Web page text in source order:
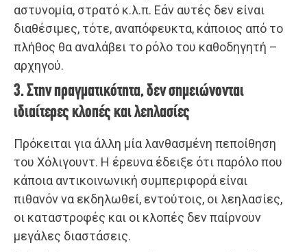
αστυνομία, στρατό κ.λ.π. Εάν αυτές δεν είναι
διαθέσιμες, τότε, αναπόφευκτα, κάποιος από το
πλήθος θα αναλάβει το ρόλο του καθοδηγητή –
αρχηγού.
3. Στην πραγματικότητα, δεν σημειώνονται
ιδιαίτερες κλοπές και λεηλασίες
Πρόκειται για άλλη μία λανθασμένη πεποίθηση
του Χόλιγουντ. Η έρευνα έδειξε ότι παρόλο που
κάποια αντικοινωνική συμπεριφορά είναι
πιθανόν να εκδηλωθεί, εντούτοις, οι λεηλασίες,
οι καταστροφές και οι κλοπές δεν παίρνουν
μεγάλες διαστάσεις.